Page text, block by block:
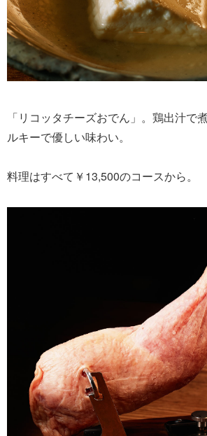
「リコッタチーズおでん」。鶏出汁で
ルキーで優しい味わい。
料理はすべて￥13,500のコースから。